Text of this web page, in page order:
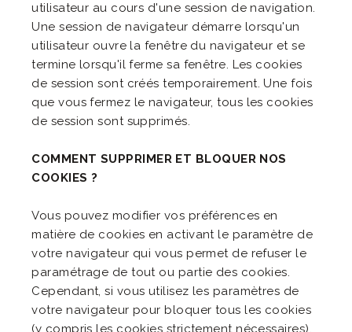
utilisateur au cours d'une session de navigation.
Une session de navigateur démarre lorsqu'un
utilisateur ouvre la fenêtre du navigateur et se
termine lorsqu'il ferme sa fenêtre. Les cookies
de session sont créés temporairement. Une fois
que vous fermez le navigateur, tous les cookies
de session sont supprimés.
COMMENT SUPPRIMER ET BLOQUER NOS
COOKIES ?
Vous pouvez modifier vos préférences en
matière de cookies en activant le paramètre de
votre navigateur qui vous permet de refuser le
paramétrage de tout ou partie des cookies.
Cependant, si vous utilisez les paramètres de
votre navigateur pour bloquer tous les cookies